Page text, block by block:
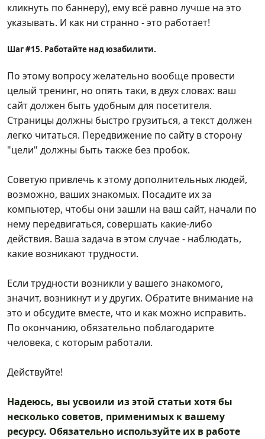
кликнуть по баннеру), ему всё равно лучше на это
указывать. И как ни странно - это работает!
Шаг #15. Работайте над юзабилити.
По этому вопросу желательно вообще провести
целый тренинг, но опять таки, в двух словах: ваш
сайт должен быть удобным для посетителя.
Страницы должны быстро грузиться, а текст должен
легко читаться. Передвижение по сайту в сторону
"цели" должны быть также без пробок.
Советую привлечь к этому дополнительных людей,
возможно, ваших знакомых. Посадите их за
компьютер, чтобы они зашли на ваш сайт, начали по
нему передвигаться, совершать какие-либо
действия. Ваша задача в этом случае - наблюдать,
какие возникают трудности.
Если трудности возникли у вашего знакомого,
значит, возникнут и у других. Обратите внимание на
это и обсудите вместе, что и как можно исправить.
По окончанию, обязательно поблагодарите
человека, с которым работали.
Действуйте!
Надеюсь, вы усвоили из этой статьи хотя бы
несколько советов, применимых к вашему
ресурсу. Обязательно используйте их в работе